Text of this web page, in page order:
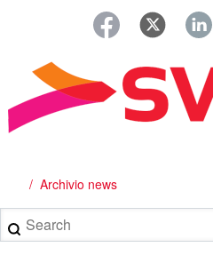
principale
Briciole
di
pane
Archivio news
Search